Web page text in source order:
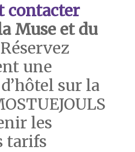
contacter
Muse et du
une
sur la
les
tarifs